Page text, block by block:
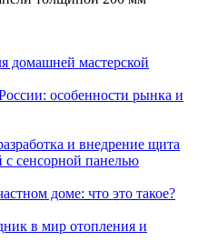
домашней мастерской
особенности рынка и
и внедрение щита
с сенсорной панелью
доме: что это такое?
в мир отопления и